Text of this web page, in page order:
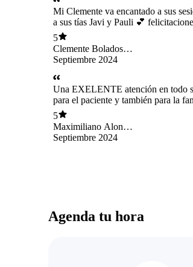
Mi Clemente va encantado a sus
a sus tías Javi y Pauli 💕
excelentes profesionales..
5
Clemente Bolados
Balladares
Septiembre 2024
Una EXELENTE atención en todo
para el paciente y también para la
5
Maximiliano Alonso
Delgado Montané
Septiembre 2024
Agenda tu hora